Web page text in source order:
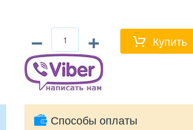
− + Купить
Способы оплаты